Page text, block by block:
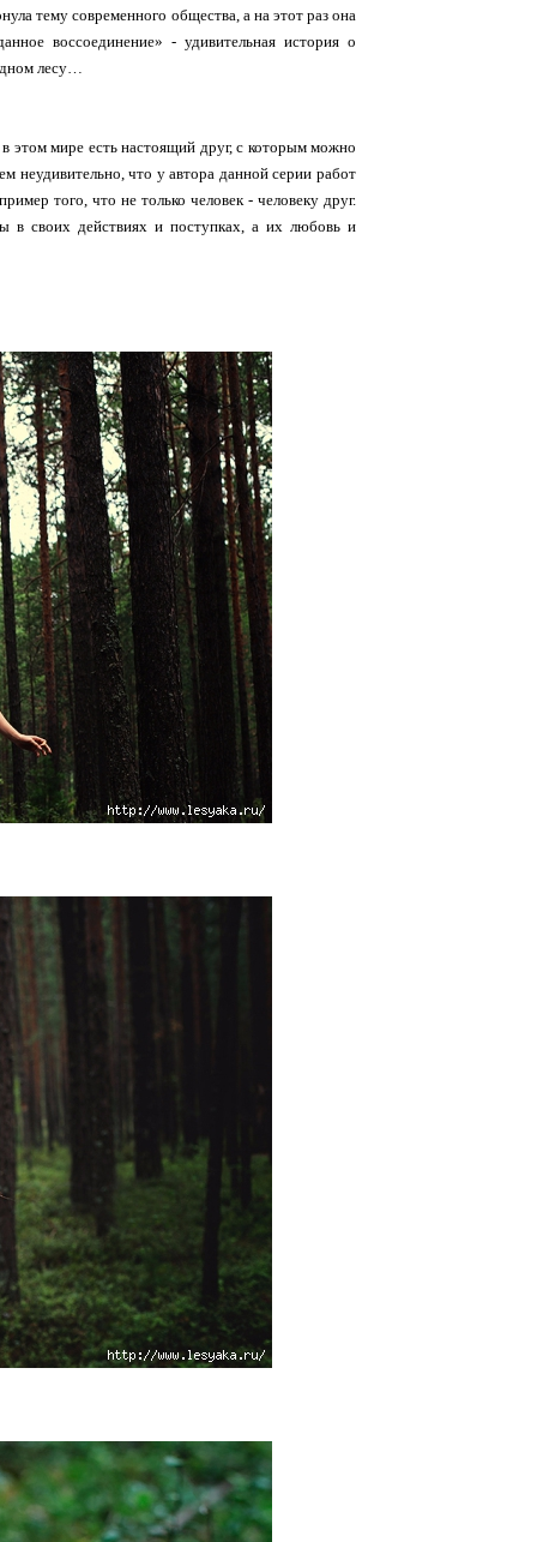
тему современного общества, а на этот раз она
воссоединение» - удивительная история о
лесу…
этом мире есть настоящий друг, с которым можно
что у автора данной серии работ
того, что не только человек - человеку друг.
в своих действиях и поступках, а их любовь и